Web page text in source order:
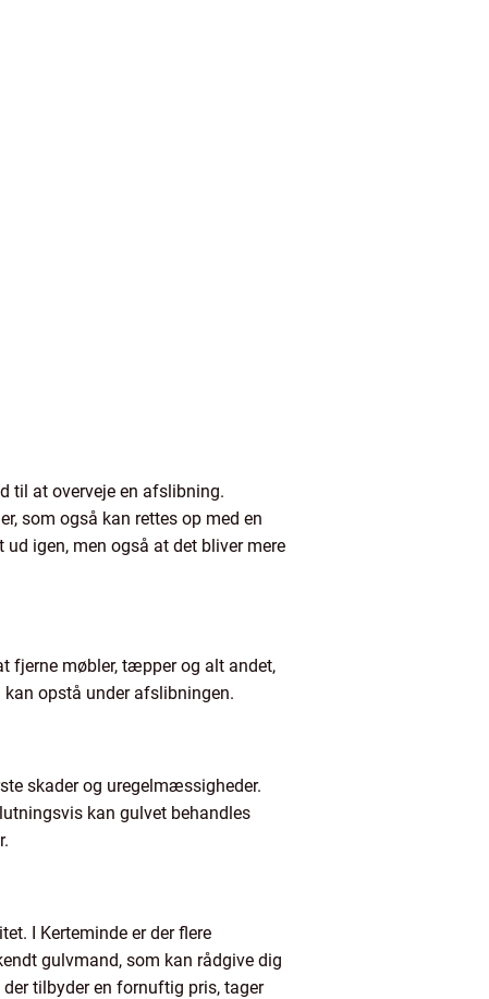
til at overveje en afslibning.
som også kan rettes op med en
igen, men også at det bliver mere
fjerne møbler, tæpper og alt andet,
opstå under afslibningen.
skader og uregelmæssigheder.
kan gulvet behandles
I Kerteminde er der flere
gulvmand, som kan rådgive dig
tilbyder en fornuftig pris, tager